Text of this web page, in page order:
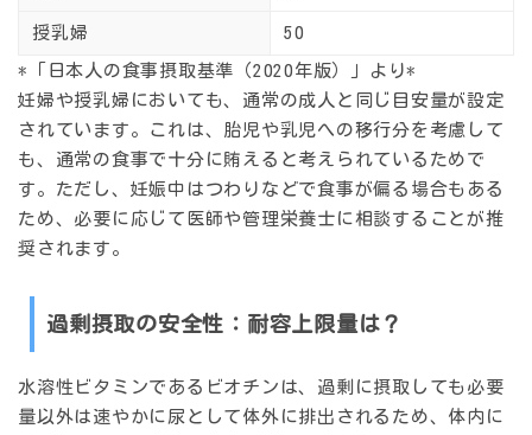
授乳婦 50
*「日本人の食事摂取基準（2020年版）」より*
妊婦や授乳婦においても、通常の成人と同じ目安量が設定
されています。これは、胎児や乳児への移行分を考慮して
も、通常の食事で十分に賄えると考えられているためで
す。ただし、妊娠中はつわりなどで食事が偏る場合もある
ため、必要に応じて医師や管理栄養士に相談することが推
奨されます。
過剰摂取の安全性：耐容上限量は？
水溶性ビタミンであるビオチンは、過剰に摂取しても必要
量以外は速やかに尿として体外に排出されるため、体内に